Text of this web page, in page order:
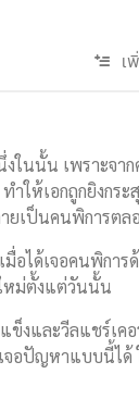
เ
ในนั้น เพราะจา
ให้เอกถูกยิงกร
ายเป็นคนพิการต
อได้เจอคนพิการ
หม่ตั้งแต่วันนั้น
ข็งและวีลแชร์เค
อปัญหาแบบนี้ได้